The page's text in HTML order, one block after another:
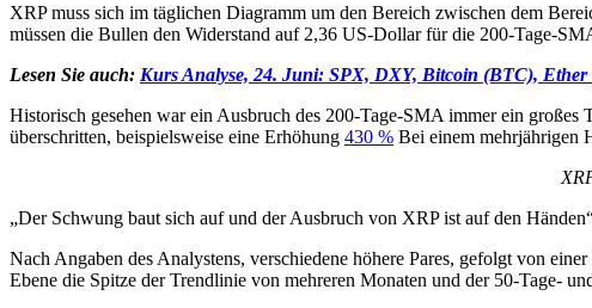
XRP muss sich im täglichen Diagramm um den Bereich zwischen dem
müssen die Bullen den Widerstand auf 2,36 US-Dollar für die 200-Tage-
Lesen Sie auch: Kurs Analyse, 24. Juni: SPX, DXY, Bitcoin (BTC),
Historisch gesehen war ein Ausbruch des 200-Tage-SMA immer ein
überschritten, beispielsweise eine Erhöhung 430 % Bei einem mehrjährigen
„Der Schwung baut sich auf und der Ausbruch von XRP ist auf den
Nach Angaben des Analystens, verschiedene höhere Pares, gefolgt von
Ebene die Spitze der Trendlinie von mehreren Monaten und der 50-Tage-